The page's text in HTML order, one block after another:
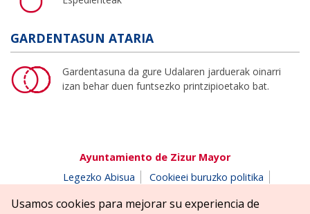
GARDENTASUN ATARIA
Gardentasuna da gure Udalaren jarduerak oinarri
izan behar duen funtsezko printzipioetako bat.
Ayuntamiento de Zizur Mayor
Legezko Abisua
Cookieei buruzko politika
Salaketen postontzia
Usamos cookies para mejorar su experiencia de